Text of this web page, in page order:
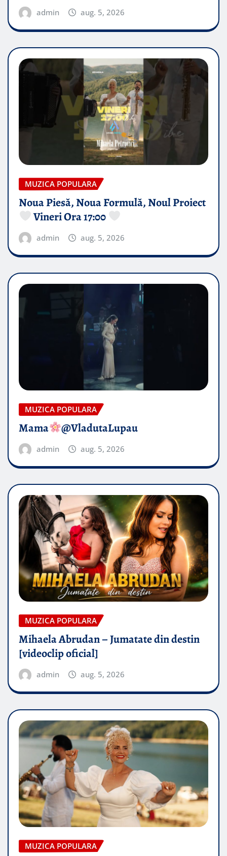
admin aug. 5, 2026
MUZICA POPULARA
Noua Piesă, Noua Formulă, Noul Proiect
Vineri Ora 17:00
admin aug. 5, 2026
MUZICA POPULARA
Mama @VladutaLupau
admin aug. 5, 2026
MUZICA POPULARA
Mihaela Abrudan – Jumatate din destin
[videoclip oficial]
admin aug. 5, 2026
MUZICA POPULARA